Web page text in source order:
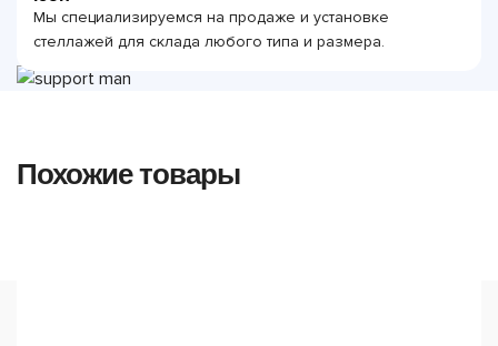
Мы специализируемся на продаже и установке
стеллажей для склада любого типа и размера.
Похожие товары